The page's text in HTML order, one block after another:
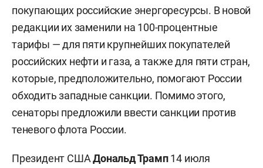
покупающих российские энергоресурсы. В новой
редакции их заменили на 100-процентные
тарифы — для пяти крупнейших покупателей
российских нефти и газа, а также для пяти стран,
которые, предположительно, помогают России
обходить западные санкции. Помимо этого,
сенаторы предложили ввести санкции против
теневого флота России.
Президент СШАДональд Трамп14 июля